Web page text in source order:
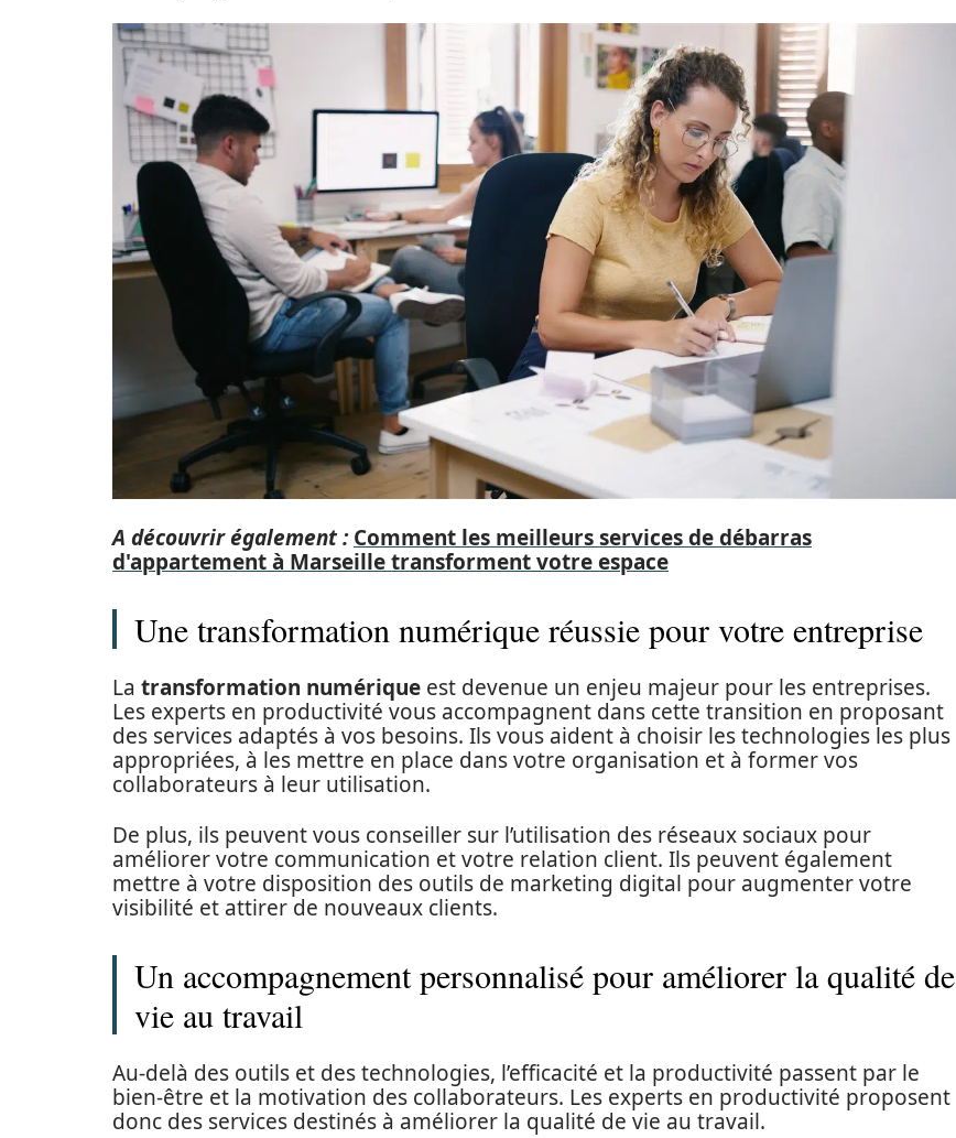
A découvrir également : Comment les meilleurs services de débarras
d'appartement à Marseille transforment votre espace
Une transformation numérique réussie pour votre entreprise
La transformation numérique est devenue un enjeu majeur pour les entreprises.
Les experts en productivité vous accompagnent dans cette transition en proposant
des services adaptés à vos besoins. Ils vous aident à choisir les technologies les plus
appropriées, à les mettre en place dans votre organisation et à former vos
collaborateurs à leur utilisation.
De plus, ils peuvent vous conseiller sur l’utilisation des réseaux sociaux pour
améliorer votre communication et votre relation client. Ils peuvent également
mettre à votre disposition des outils de marketing digital pour augmenter votre
visibilité et attirer de nouveaux clients.
Un accompagnement personnalisé pour améliorer la qualité de
vie au travail
Au-delà des outils et des technologies, l’efficacité et la productivité passent par le
bien-être et la motivation des collaborateurs. Les experts en productivité proposent
donc des services destinés à améliorer la qualité de vie au travail.